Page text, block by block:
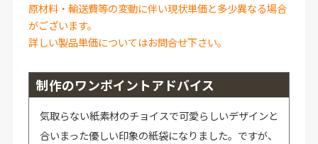
原材料・輸送費等の変動に伴い現状単価と多少異なる場合
がございます。
詳しい製品単価についてはお問合せ下さい。
制作のワンポイントアドバイス
気取らない紙素材のチョイスで可愛らしいデザインと
合いまった優しい印象の紙袋になりました。ですが、